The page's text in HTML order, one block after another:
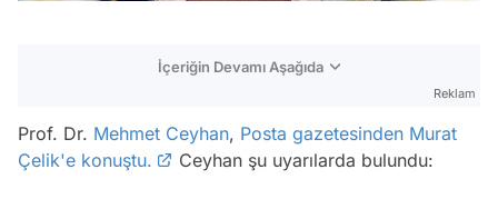
İçeriğin Devamı Aşağıda
Reklam
Prof. Dr. Mehmet Ceyhan, Posta gazetesinden Murat
Çelik'e konuştu.
Ceyhan şu uyarılarda bulundu: